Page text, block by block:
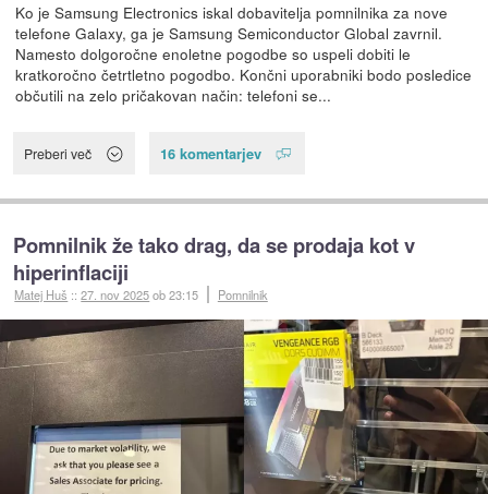
Ko je Samsung Electronics iskal dobavitelja pomnilnika za nove
telefone Galaxy, ga je Samsung Semiconductor Global zavrnil.
Namesto dolgoročne enoletne pogodbe so uspeli dobiti le
kratkoročno četrtletno pogodbo. Končni uporabniki bodo posledice
občutili na zelo pričakovan način: telefoni se...
Preberi več 16 komentarjev
Pomnilnik že tako drag, da se prodaja kot v
hiperinflaciji
Matej Huš ::27. nov 2025ob 23:15 Pomnilnik